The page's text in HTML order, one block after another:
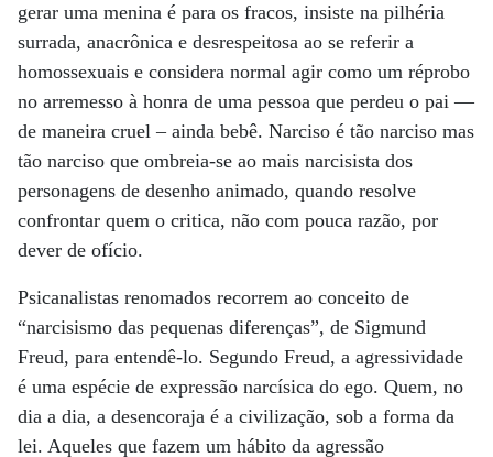
gerar uma menina é para os fracos, insiste na pilhéria
surrada, anacrônica e desrespeitosa ao se referir a
homossexuais e considera normal agir como um réprobo
no arremesso à honra de uma pessoa que perdeu o pai —
de maneira cruel – ainda bebê. Narciso é tão narciso mas
tão narciso que ombreia-se ao mais narcisista dos
personagens de desenho animado, quando resolve
confrontar quem o critica, não com pouca razão, por
dever de ofício.
Psicanalistas renomados recorrem ao conceito de
“narcisismo das pequenas diferenças”, de Sigmund
Freud, para entendê-lo. Segundo Freud, a agressividade
é uma espécie de expressão narcísica do ego. Quem, no
dia a dia, a desencoraja é a civilização, sob a forma da
lei. Aqueles que fazem um hábito da agressão